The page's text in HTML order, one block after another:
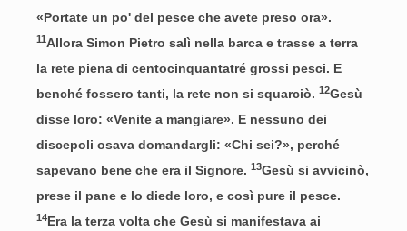
«Portate un po' del pesce che avete preso ora».
11Allora Simon Pietro salì nella barca e trasse a terra
la rete piena di centocinquantatré grossi pesci. E
benché fossero tanti, la rete non si squarciò. 12Gesù
disse loro: «Venite a mangiare». E nessuno dei
discepoli osava domandargli: «Chi sei?», perché
sapevano bene che era il Signore. 13Gesù si avvicinò,
prese il pane e lo diede loro, e così pure il pesce.
14Era la terza volta che Gesù si manifestava ai